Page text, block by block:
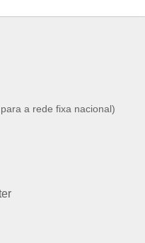
a rede fixa nacional)